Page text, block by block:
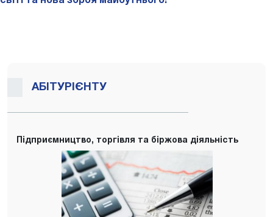
АБІТУРІЄНТУ
Підприємництво, торгівля та біржова діяльність